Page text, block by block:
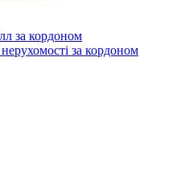
за кордоном
за кордоном